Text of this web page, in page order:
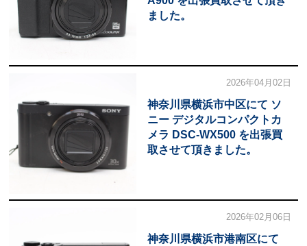
ました。
2026年04月02日
神奈川県横浜市中区にて ソ
ニー デジタルコンパクトカ
メラ DSC-WX500 を出張買
取させて頂きました。
2026年02月06日
神奈川県横浜市港南区にて